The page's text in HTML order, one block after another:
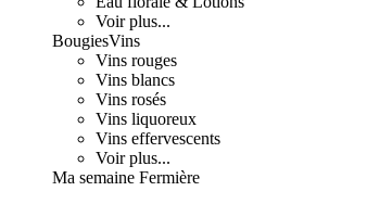
Voir plus...
BougiesVins
Vins rouges
Vins blancs
Vins rosés
Vins liquoreux
Vins effervescents
Voir plus...
Ma semaine Fermière